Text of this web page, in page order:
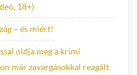
18+)
– és miért!
oldja meg a krími
már zavargásokkal reagált